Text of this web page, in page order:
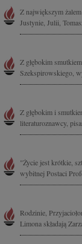
Z największym
Justynie, Julii,
Z głębokim
Szekspirowskiego,
Z głębokim i
literaturoznawcy,
"Życie jest krótkie,
wybitnej Postaci
Rodzinie,
Limona składają